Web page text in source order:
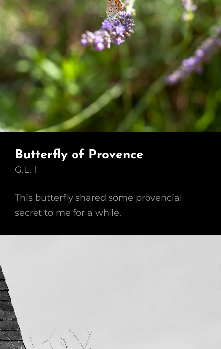
Butterfly of Provence
G.L.
This butterfly shared some provencial
secret to me for a while.